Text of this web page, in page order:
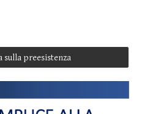
sulla preesistenza